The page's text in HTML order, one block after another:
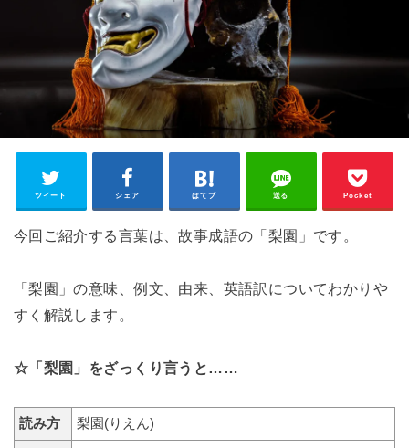
ツイート シェア はてブ 送る Pocket
今回ご紹介する言葉は、故事成語の「梨園」です。
「梨園」の意味、例文、由来、英語訳についてわかりや
すく解説します。
☆「梨園」をざっくり言うと……
読み方 梨園(りえん)